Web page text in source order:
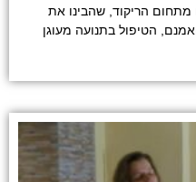
מתחום הריקוד, שהבינו את
הטיפול בתנועה מעוגן